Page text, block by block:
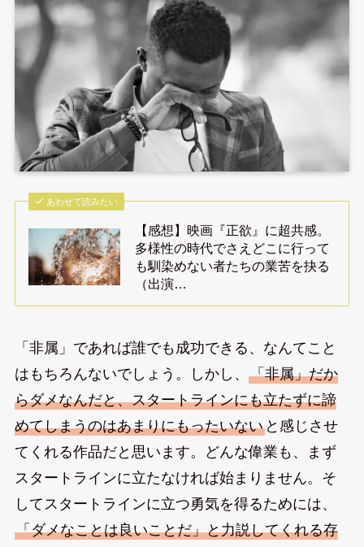
あわせて読みたい
【感想】映画『正欲』に超共感。
多様性の時代でさえどこに行って
も馴染めない者たちの業苦を抉る
（出演…
「非属」であれば誰でも成功できる、なんてこと
はもちろんないでしょう。しかし、 「非属」だか
らダメなんだと、スタートラインにも立たずに諦
めてしまうのはあまりにもったいないと感じさせ
てくれる作品だと思います。どんな偉業も、まず
スタートラインに立たなければ始まりません。そ
してスタートラインに立つ勇気を得るためには、
「ダメなことは良いことだ」と力説してくれる存